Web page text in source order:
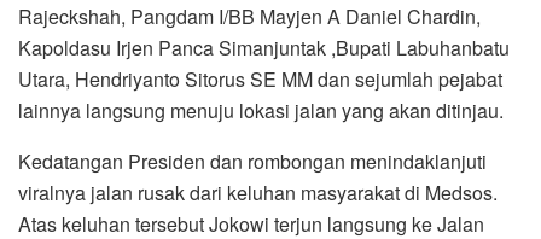
Rajeckshah, Pangdam I/BB Mayjen A Daniel Chardin,
Kapoldasu Irjen Panca Simanjuntak ,Bupati Labuhanbatu
Utara, Hendriyanto Sitorus SE MM dan sejumlah pejabat
lainnya langsung menuju lokasi jalan yang akan ditinjau.
Kedatangan Presiden dan rombongan menindaklanjuti
viralnya jalan rusak dari keluhan masyarakat di Medsos.
Atas keluhan tersebut Jokowi terjun langsung ke Jalan